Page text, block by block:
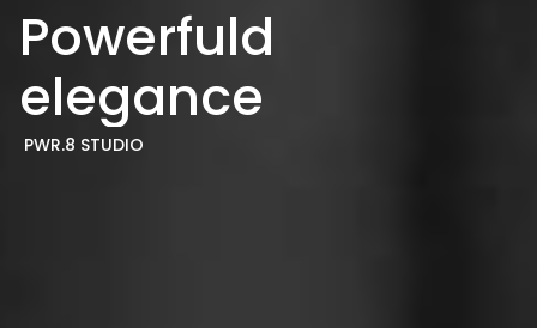
Powerfuld
elegance
PWR.8 STUDIO